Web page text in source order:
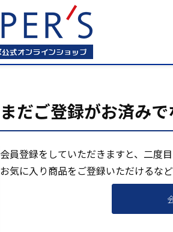
まだご登録がお済み
会員登録をしていただきますと、二度
お気に入り商品をご登録いただけるな